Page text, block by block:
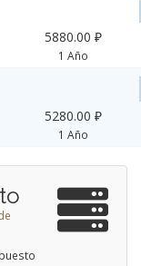
5880.00 ₽
1 Año
5280.00 ₽
1 Año